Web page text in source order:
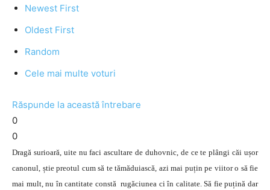
Newest First
Oldest First
Random
Cele mai multe voturi
Răspunde la această întrebare
0
0
Dragă surioară, uite nu faci ascultare de duhovnic, de ce te plângi căi ușor
canonul, știe preotul cum să te tămăduiască, azi mai puțin pe viitor o să fie
mai mult, nu în cantitate constă rugăciunea ci în calitate. Să fie puțină dar